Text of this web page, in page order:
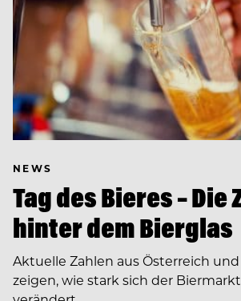
NEWS
Tag des Bieres – Die
hinter dem Bierglas
Aktuelle Zahlen aus Österreich
zeigen, wie stark sich der